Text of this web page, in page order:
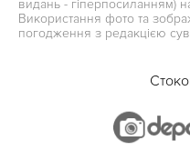
видань - гіперпосиланням)
Використання фото та
погодження з редакцією